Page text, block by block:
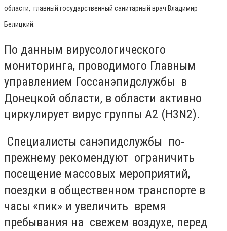
области, главный государственный санитарный врач Владимир
Белицкий.
По данным вирусологического
мониторинга, проводимого Главным
управлением Госсанэпидслужбы в
Донецкой области, в области активно
циркулирует вирус группы А2 (Н3N2).
Специалисты санэпидслужбы по-
прежнему рекомендуют ограничить
посещение массовых мероприятий,
поездки в общественном транспорте в
часы «пик» и увеличить время
пребывания на свежем воздухе, перед